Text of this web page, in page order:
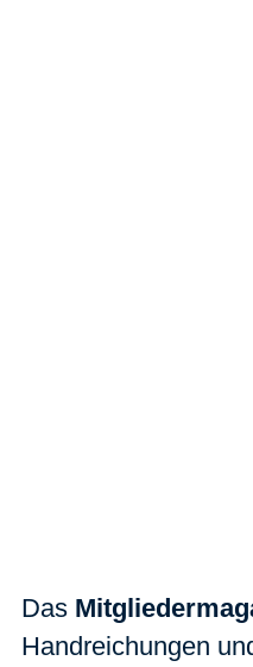
Das
Handreichungen